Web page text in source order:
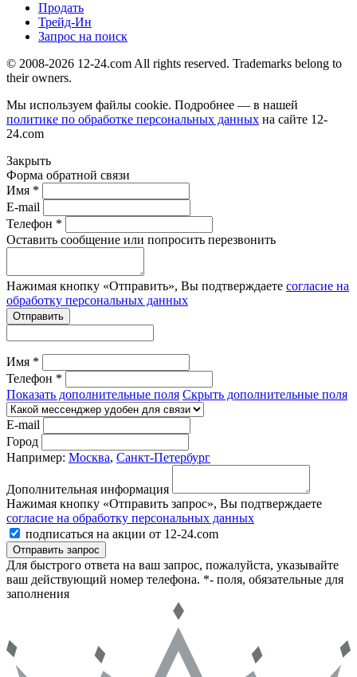
Продать
Трейд-Ин
Запрос на поиск
© 2008-2026 12-24.com All rights reserved. Trademarks belong to
their owners.
Мы используем файлы cookie. Подробнее — в нашей
политике по обработке персональных данных на сайте 12-
24.com
Закрыть
Форма обратной связи
Имя *
E-mail
Телефон *
Оставить сообщение или попросить перезвонить
Нажимая кнопку «Отправить», Вы подтверждаете согласие на
обработку персональных данных
Отправить
Имя *
Телефон *
Показать дополнительные поля Скрыть дополнительные поля
E-mail
Город
Например: Москва, Санкт-Петербург
Дополнительная информация
Нажимая кнопку «Отправить запрос», Вы подтверждаете
согласие на обработку персональных данных
подписаться на акции от 12-24.com
Отправить запрос
Для быстрого ответа на ваш запрос, пожалуйста, указывайте
ваш действующий номер телефона. *- поля, обязательные для
заполнения